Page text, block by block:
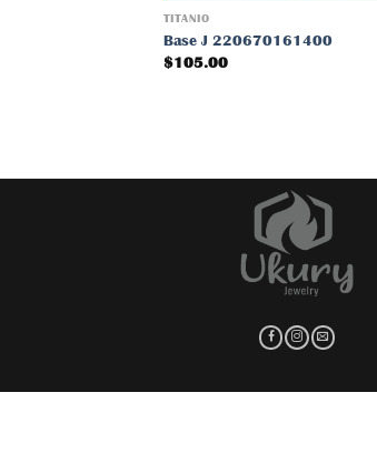
TITANIO
Base J 220670161400
$105.00